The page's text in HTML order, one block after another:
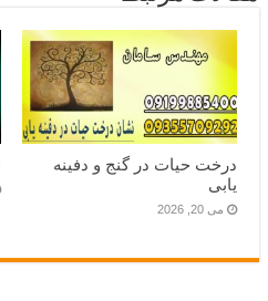
درخت حیات در گنج و دفینه
یابی
می 20, 2026